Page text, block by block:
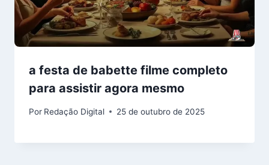
a festa de babette filme completo
para assistir agora mesmo
Por Redação Digital 25 de outubro de 2025